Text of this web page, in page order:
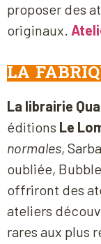
proposer des
originaux.
LA
La librairie
éditions Le
normales,
oubliée,
offriront des
ateliers
rares aux plus